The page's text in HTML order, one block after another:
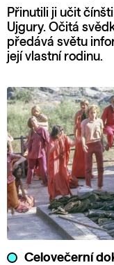
Přinutili ji učit
Ujgury. Očitá
předává světu
její vlastní rodinu.
Celovečerní